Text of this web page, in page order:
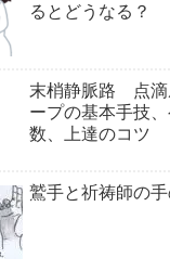
るとどうなる？
末梢静脈路 点滴
ープの基本手技
数、上達のコツ
鷲手と祈祷師の